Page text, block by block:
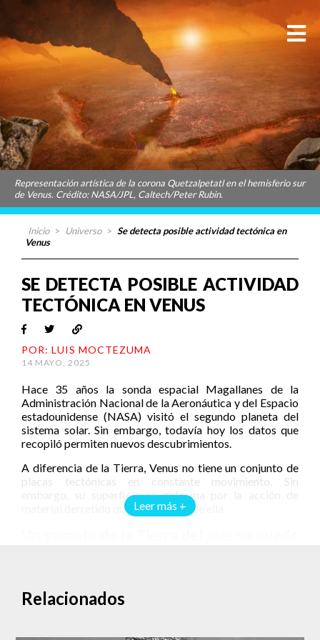
Representación artística de la corona Quetzalpetatl en el hemisferio sur
de Venus. Crédito: NASA/JPL, Caltech/Peter Rubin.
Inicio > Universo > Se detecta posible actividad tectónica en
Venus
Leer más +
SE DETECTA POSIBLE ACTIVIDAD
TECTÓNICA EN VENUS
POR: LUIS MOCTEZUMA
14 MAYO, 2025
Hace 35 años la sonda espacial Magallanes de la
Administración Nacional de la Aeronáutica y del Espacio
estadounidense (NASA) visitó el segundo planeta del
sistema solar. Sin embargo, todavía hoy los datos que
recopiló permiten nuevos descubrimientos.
A diferencia de la Tierra, Venus no tiene un conjunto de
placas tectónicas en constante movimiento. Sin
embargo, su superficie se deforma por la acción de
material derretido que está debajo de ella.
Science Advances analiza la forma en que la superficie
de Venus sufre cambios. Lleva por título “Un espectro de
Relacionados